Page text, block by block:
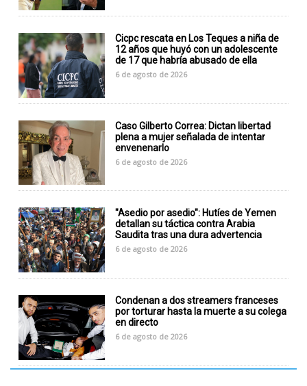
Cicpc rescata en Los Teques a niña de
12 años que huyó con un adolescente
de 17 que habría abusado de ella
6 de agosto de 2026
Caso Gilberto Correa: Dictan libertad
plena a mujer señalada de intentar
envenenarlo
6 de agosto de 2026
"Asedio por asedio": Hutíes de Yemen
detallan su táctica contra Arabia
Saudita tras una dura advertencia
6 de agosto de 2026
Condenan a dos streamers franceses
por torturar hasta la muerte a su colega
en directo
6 de agosto de 2026